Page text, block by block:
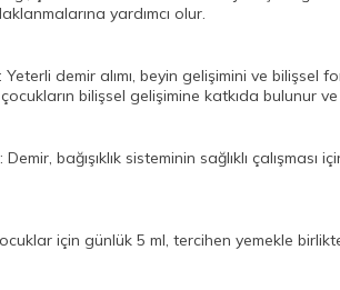
yardımcı olur.
demir alımı, beyin gelişimini ve
bilişsel gelişimine katkıda bulunur ve
Demir, bağışıklık sisteminin sağlıklı
için günlük 5 ml, tercihen yemekle